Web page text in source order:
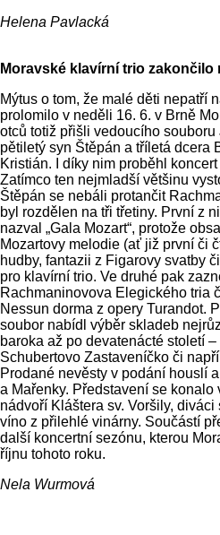
Helena Pavlacká
Moravské klavírní trio zakončilo
Mýtus o tom, že malé děti nepatří
prolomilo v neděli 16. 6. v Brně
otců totiž přišli vedoucího
pětiletý syn Štěpán a tříletá dcera
Kristián. I díky nim proběhl
Zatímco ten nejmladší většinu
Štěpán se nebáli protančit
byl rozdělen na tři třetiny. První z
nazval „Gala Mozart“, protože
Mozartovy melodie (ať již první či
hudby, fantazii z Figarovy svatby
pro klavírní trio. Ve druhé pak
Rachmaninovova Elegického tria
Nessun dorma z opery Turandot.
soubor nabídl výběr skladeb
baroka až po devatenácté století
Schubertovo Zastaveníčko či
Prodané nevěsty v podání houslí
a Mařenky. Představení se konalo
nádvoří Kláštera sv. Voršily,
víno z přilehlé vinárny. Součástí
další koncertní sezónu, kterou
říjnu tohoto roku.
Nela Wurmová